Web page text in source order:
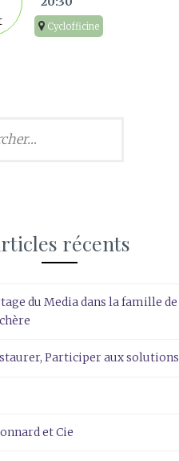
Cyclofficine
récents
du Media dans la famille de
Participer aux solutions
et Cie